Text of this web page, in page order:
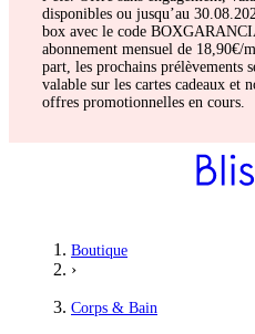
disponibles ou jusqu’au
box avec le code
abonnement mensuel de 18,90€/
part, les prochains prélèvements
valable sur les cartes cadeaux et
offres promotionnelles en cours.
Boutique
›
Corps & Bain